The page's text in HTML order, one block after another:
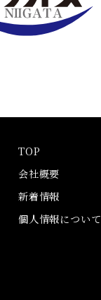
TOP
会社概要
新着情報
個人情報について